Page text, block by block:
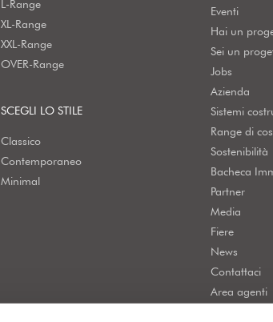
L-Range
XL-Range
XXL-Range
OVER-Range
SCEGLI LO STILE
Classico
Contemporaneo
Minimal
Eventi
Hai un
Sei un
Jobs
Azienda
Sistemi
Range di
Sostenibilità
Bacheca
Partner
Media
Fiere
News
Contattaci
Area agenti